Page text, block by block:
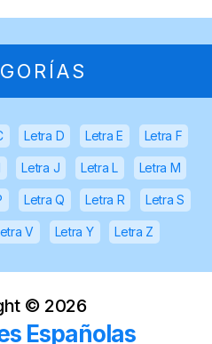
Letra D Letra E Letra F
Letra J Letra L Letra M
Letra Q Letra R Letra S
V Letra Y Letra Z
© 2026
Españolas